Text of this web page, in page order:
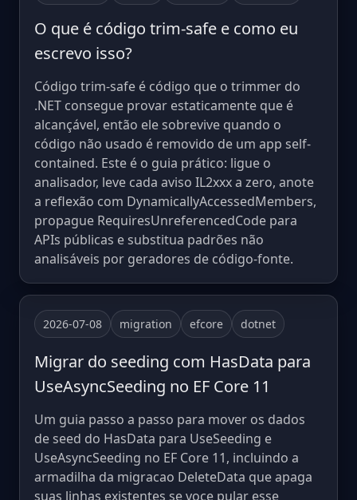
O que é código trim-safe e como eu
escrevo isso?
Código trim-safe é código que o trimmer do
.NET consegue provar estaticamente que é
alcançável, então ele sobrevive quando o
código não usado é removido de um app self-
contained. Este é o guia prático: ligue o
analisador, leve cada aviso IL2xxx a zero, anote
a reflexão com DynamicallyAccessedMembers,
propague RequiresUnreferencedCode para
APIs públicas e substitua padrões não
analisáveis por geradores de código-fonte.
2026-07-08 migration efcore dotnet
Migrar do seeding com HasData para
UseAsyncSeeding no EF Core 11
Um guia passo a passo para mover os dados
de seed do HasData para UseSeeding e
UseAsyncSeeding no EF Core 11, incluindo a
armadilha da migracao DeleteData que apaga
suas linhas existentes se voce pular esse